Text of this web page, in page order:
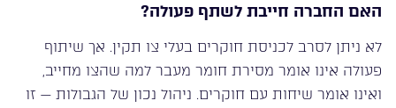
האם החברה חייבת לשתף פעולה?
לא ניתן לסרב לכניסת חוקרים בעלי צו תקין. אך שיתוף
פעולה אינו אומר מסירת חומר מעבר למה שהצו מחייב,
ואינו אומר שיחות עם חוקרים. ניהול נכון של הגבולות — זו